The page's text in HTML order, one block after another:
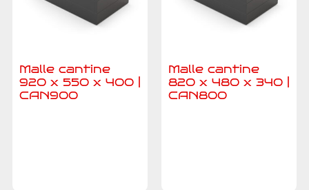
Malle cantine
920 x 550 x 400 |
CAN900
Malle cantine
820 x 480 x 340 |
CAN800